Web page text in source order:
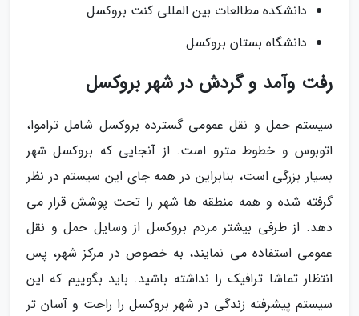
دانشکده مطالعات بین المللی کنت بروکسل
دانشگاه بستان بروکسل
رفت وآمد و گردش در شهر بروکسل
سیستم حمل و نقل عمومی گسترده بروکسل شامل تراموا،
اتوبوس و خطوط مترو است. از آنجایی که بروکسل شهر
بسیار بزرگی است، بنابراین در همه جای این سیستم در نظر
گرفته شده و همه منطقه ها شهر را تحت پوشش قرار می
دهد. از طرفی بیشتر مردم بروکسل از وسایل حمل و نقل
عمومی استفاده می نمایند، به خصوص در مرکز شهر، پس
انتظار تماشا ترافیک را نداشته باشید. باید بگوییم که این
سیستم پیشرفته زندگی در شهر بروکسل را راحت و آسان تر